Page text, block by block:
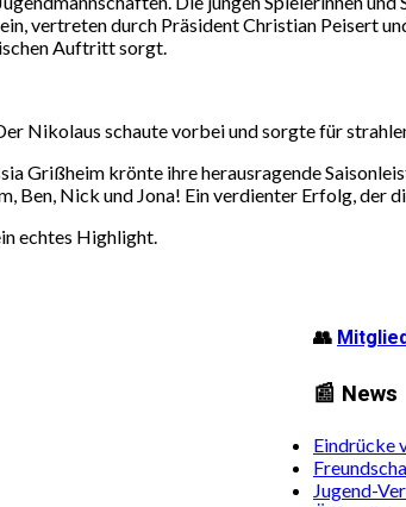
vertreten durch Präsident Christian Peisert
Auftritt sorgt.
Nikolaus schaute vorbei und sorgte für
krönte ihre herausragende
Nick und Jona! Ein verdienter Erfolg, der
echtes Highlight.
👥
📰 News
Eindrücke
Jugend-